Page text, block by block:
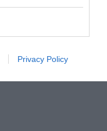
Privacy Policy